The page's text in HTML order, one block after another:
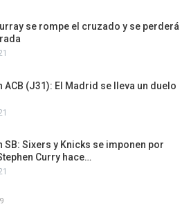
se rompe el cruzado y se perderá
ACB (J31): El Madrid se lleva un duelo
SB: Sixers y Knicks se imponen por
Curry hace…